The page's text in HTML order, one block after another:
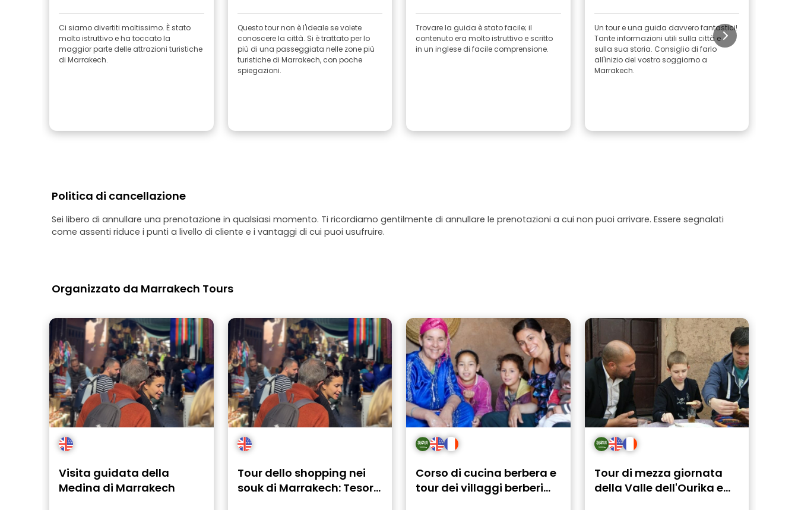
Ci siamo divertiti moltissimo. È stato
molto istruttivo e ha toccato la
maggior parte delle attrazioni turistiche
di Marrakech.
Questo tour non è l'ideale se volete
conoscere la città. Si è trattato per lo
più di una passeggiata nelle zone più
turistiche di Marrakech, con poche
spiegazioni.
Trovare la guida è stato facile; il
contenuto era molto istruttivo e scritto
in un inglese di facile comprensione.
Un tour e una guida davvero fantastici!
Tante informazioni utili sulla città e
sulla sua storia. Consiglio di farlo
all'inizio del vostro soggiorno a
Marrakech.
Politica di cancellazione
Sei libero di annullare una prenotazione in qualsiasi momento. Ti ricordiamo gentilmente di annullare le prenotazioni a cui non puoi arrivare. Essere segnalati
come assenti riduce i punti a livello di cliente e i vantaggi di cui puoi usufruire.
Organizzato da Marrakech Tours
Visita guidata della
Medina di Marrakech
Tour dello shopping nei
souk di Marrakech: Tesori
Corso di cucina berbera e
tour dei villaggi berberi
Tour di mezza giornata
della Valle dell'Ourika e